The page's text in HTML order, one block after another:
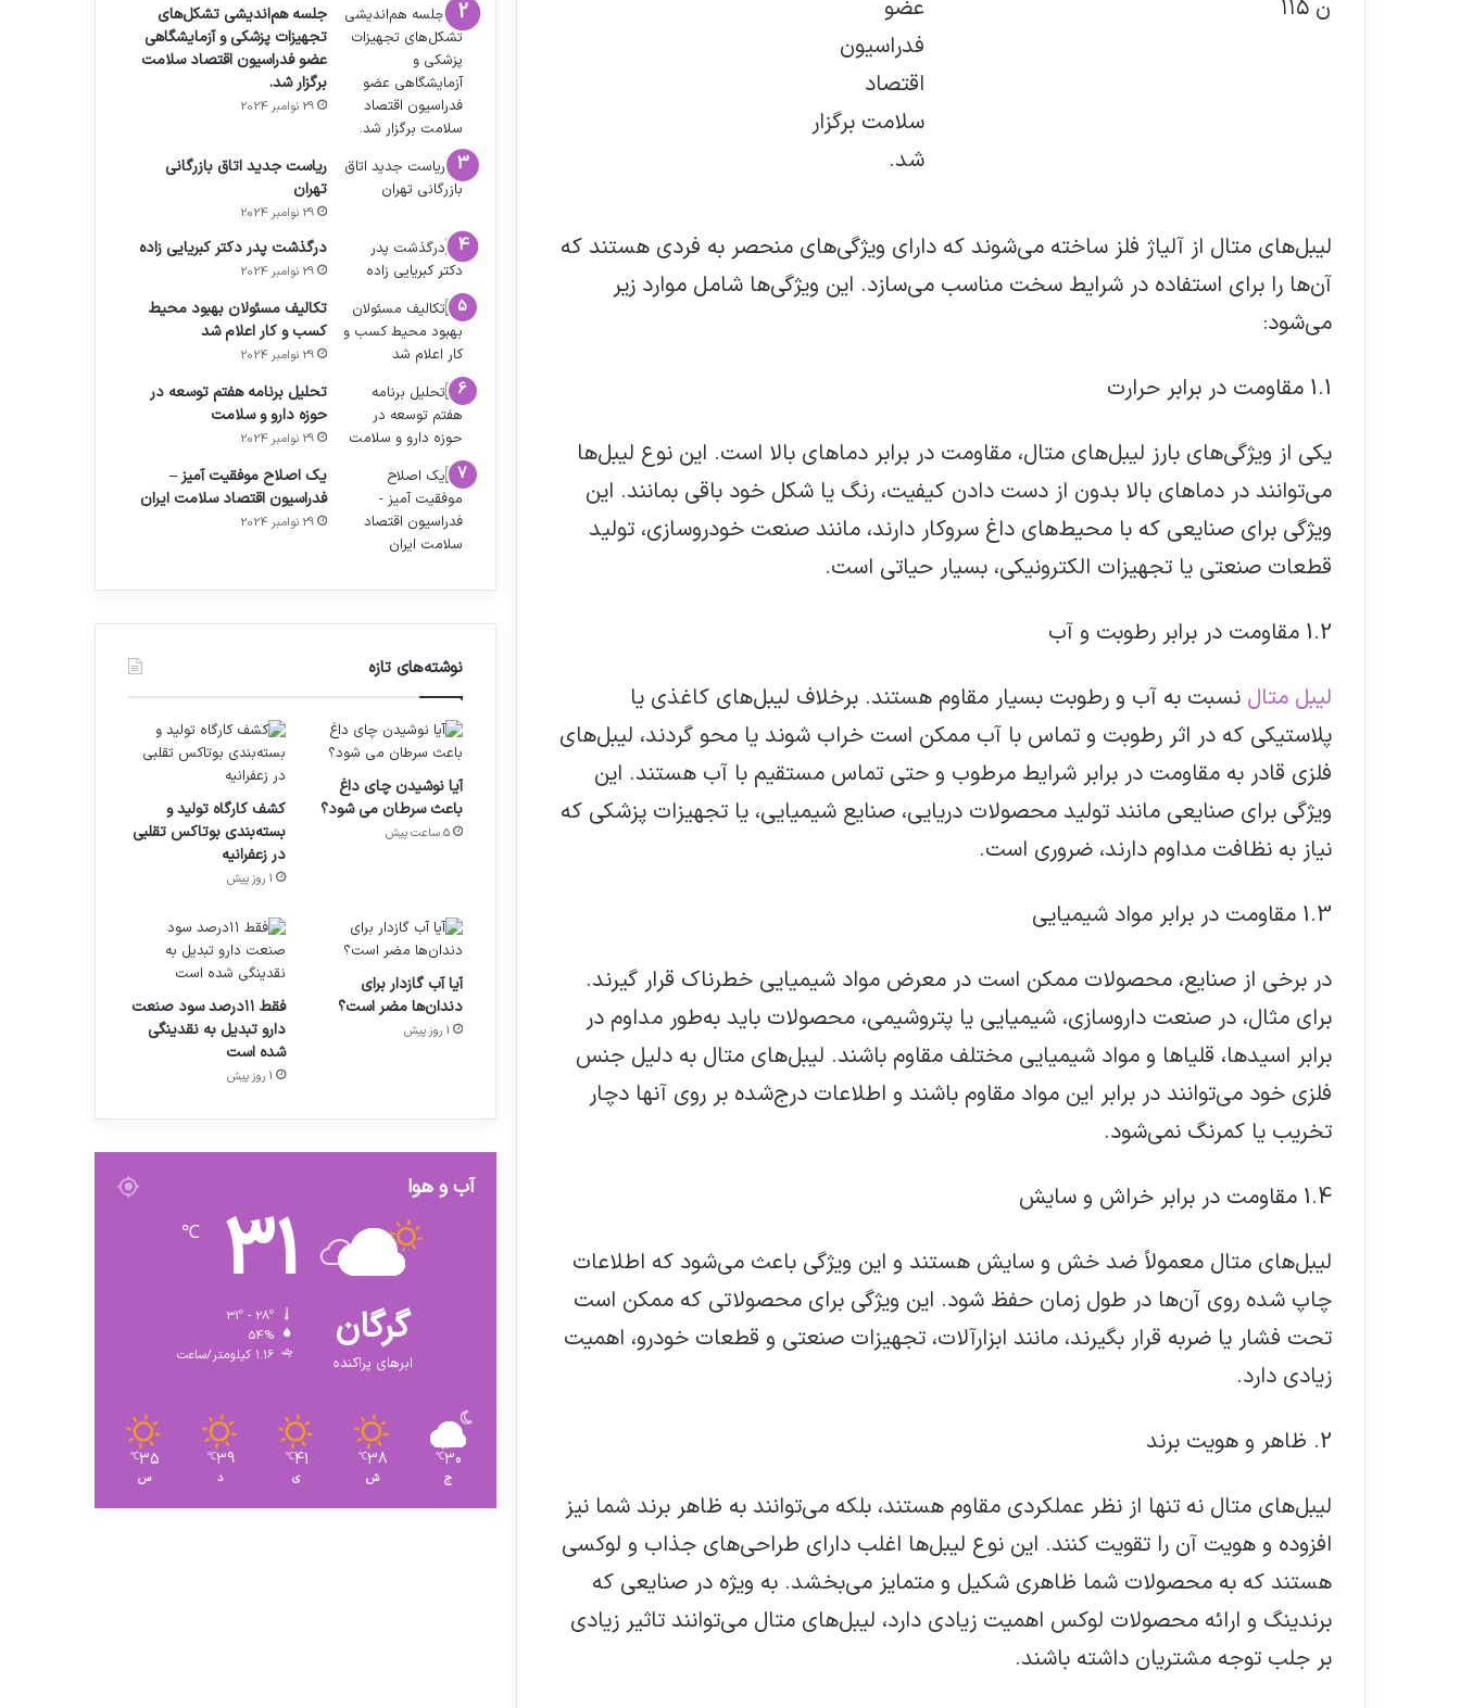
لیبل‌های متال از آلیاژ فلز ساخته می‌شوند که دارای ویژگی‌های منحصر به فردی هستند که
آن‌ها را برای استفاده در شرایط سخت مناسب می‌سازد. این ویژگی‌ها شامل موارد زیر
می‌شود:
1.1 مقاومت در برابر حرارت
یکی از ویژگی‌های بارز لیبل‌های متال، مقاومت در برابر دماهای بالا است. این نوع لیبل‌ها
می‌توانند در دماهای بالا بدون از دست دادن کیفیت، رنگ یا شکل خود باقی بمانند. این
ویژگی برای صنایعی که با محیط‌های داغ سروکار دارند، مانند صنعت خودروسازی، تولید
قطعات صنعتی یا تجهیزات الکترونیکی، بسیار حیاتی است.
1.2 مقاومت در برابر رطوبت و آب
لیبل‌ متال نسبت به آب و رطوبت بسیار مقاوم هستند. برخلاف لیبل‌های کاغذی یا
پلاستیکی که در اثر رطوبت و تماس با آب ممکن است خراب شوند یا محو گردند، لیبل‌های
فلزی قادر به مقاومت در برابر شرایط مرطوب و حتی تماس مستقیم با آب هستند. این
ویژگی برای صنایعی مانند تولید محصولات دریایی، صنایع شیمیایی، یا تجهیزات پزشکی که
نیاز به نظافت مداوم دارند، ضروری است.
1.3 مقاومت در برابر مواد شیمیایی
در برخی از صنایع، محصولات ممکن است در معرض مواد شیمیایی خطرناک قرار گیرند.
برای مثال، در صنعت داروسازی، شیمیایی یا پتروشیمی، محصولات باید به‌طور مداوم در
برابر اسیدها، قلیاها و مواد شیمیایی مختلف مقاوم باشند. لیبل‌های متال به دلیل جنس
فلزی خود می‌توانند در برابر این مواد مقاوم باشند و اطلاعات درج‌شده بر روی آنها دچار
تخریب یا کمرنگ نمی‌شود.
1.4 مقاومت در برابر خراش و سایش
لیبل‌های متال معمولاً ضد خش و سایش هستند و این ویژگی باعث می‌شود که اطلاعات
چاپ شده روی آن‌ها در طول زمان حفظ شود. این ویژگی برای محصولاتی که ممکن است
تحت فشار یا ضربه قرار بگیرند، مانند ابزارآلات، تجهیزات صنعتی و قطعات خودرو، اهمیت
زیادی دارد.
2. ظاهر و هویت برند
لیبل‌های متال نه تنها از نظر عملکردی مقاوم هستند، بلکه می‌توانند به ظاهر برند شما نیز
افزوده و هویت آن را تقویت کنند. این نوع لیبل‌ها اغلب دارای طراحی‌های جذاب و لوکسی
هستند که به محصولات شما ظاهری شکیل و متمایز می‌بخشد. به ویژه در صنایعی که
برندینگ و ارائه محصولات لوکس اهمیت زیادی دارد، لیبل‌های متال می‌توانند تاثیر زیادی
بر جلب توجه مشتریان داشته باشند.
جلسه هم‌اندیشی تشکل‌های
تجهیزات پزشکی و آزمایشگاهی
عضو فدراسیون اقتصاد سلامت
برگزار شد.
29 نوامبر 2024
ریاست جدید اتاق بازرگانی
تهران
29 نوامبر 2024
درگذشت پدر دکتر کبریایی زاده
29 نوامبر 2024
تکالیف مسئولان بهبود محیط
کسب و کار اعلام شد
29 نوامبر 2024
تحلیل برنامه هفتم توسعه در
حوزه دارو و سلامت
29 نوامبر 2024
یک اصلاح موفقیت آمیز –
فدراسیون اقتصاد سلامت ایران
29 نوامبر 2024
نوشته‌های تازه
آیا نوشیدن چای داغ
باعث سرطان می شود؟
5 ساعت پیش
کشف کارگاه تولید و
بسته‌بندی بوتاکس تقلبی
در زعفرانیه
1 روز پیش
آیا آب گازدار برای
دندان‌ها مضر است؟
1 روز پیش
فقط ۱۱‌درصد سود صنعت
دارو تبدیل به نقدینگی
شده است
1 روز پیش
آب و هوا
گرگان
ابرهای پراکنده
31
℃
54%
1.16 کیلومتر/ساعت
30
℃
ج
38
℃
ش
41
℃
ی
39
℃
د
35
℃
س